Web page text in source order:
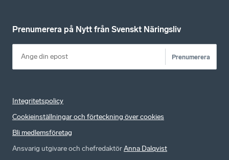
Prenumerera på Nytt från Svenskt Näringsliv
Prenumerera
Integritetspolicy
Cookieinställningar och förteckning över cookies
Bli medlemsföretag
Ansvarig utgivare och chefredaktörAnna Dalqvist